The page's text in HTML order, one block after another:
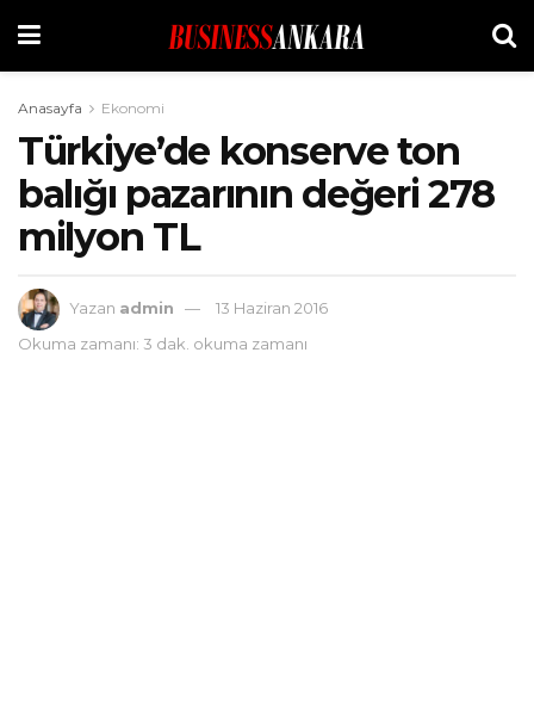
Anasayfa Ekonomi
Türkiye’de konserve ton
balığı pazarının değeri 278
milyon TL
Yazan admin
13 Haziran 2016
Okuma zamanı: 3 dak. okuma zamanı